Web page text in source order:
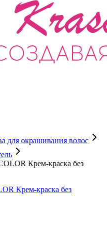
для окрашивания волос
Крем-краска без